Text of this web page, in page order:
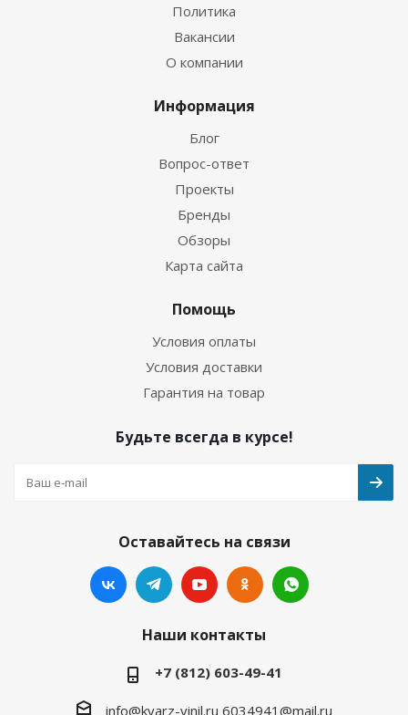
Политика
Вакансии
О компании
Информация
Блог
Вопрос-ответ
Проекты
Бренды
Обзоры
Карта сайта
Помощь
Условия оплаты
Условия доставки
Гарантия на товар
Будьте всегда в курсе!
Оставайтесь на связи
Наши контакты
+7 (812) 603-49-41
info@kvarz-vinil.ru 6034941@mail.ru